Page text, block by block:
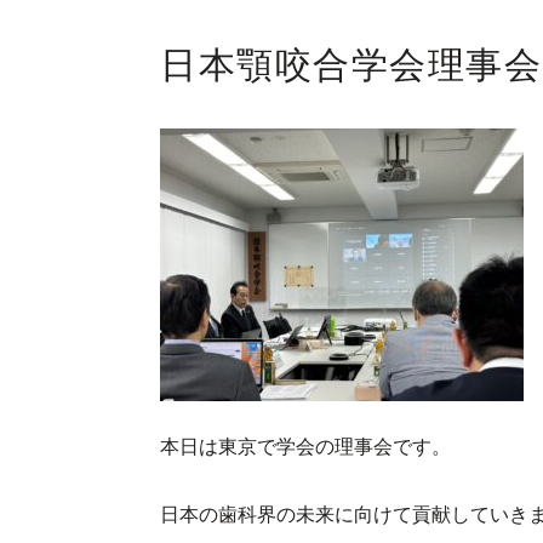
日本顎咬合学会理事会
本日は東京で学会の理事会です。
日本の歯科界の未来に向けて貢献していき